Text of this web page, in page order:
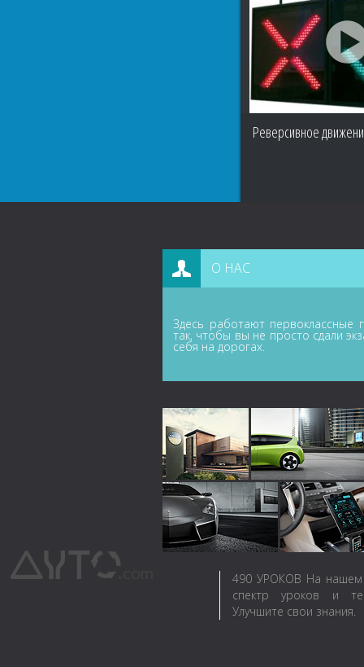
Реверсивное
О НАС
Здесь работают первоклассные
так, чтобы вы не просто сдали
себя на дорогах.
490 УРОКОВ На нашем
спектр уроков и
Улучшите свои знания.